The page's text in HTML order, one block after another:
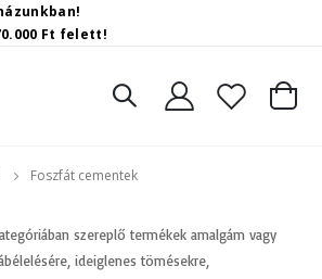
Ft felett!
Kosár
Foszfát cementek
szereplő termékek amalgám vagy
ideiglenes tömésekre,